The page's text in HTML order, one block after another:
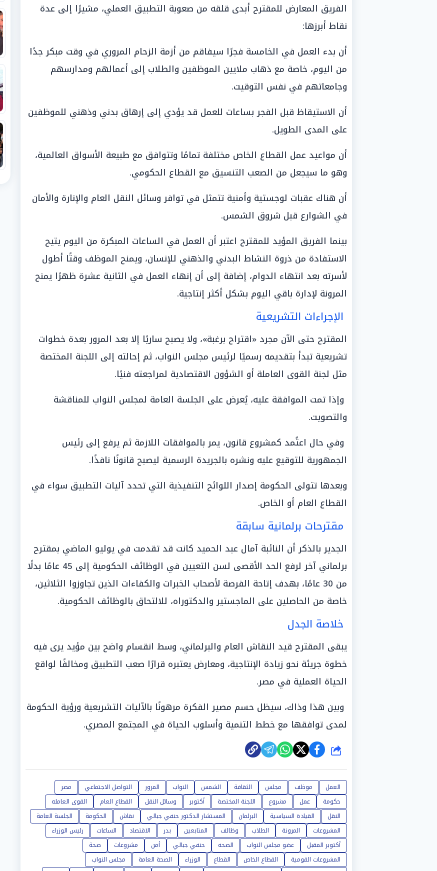
الفريق المعارض للمقترح أبدى قلقه من صعوبة التطبيق العملي، مشيرًا إلى عدة
نقاط أبرزها:
أن بدء العمل في الخامسة فجرًا سيفاقم من أزمة الزحام المروري في وقت مبكر جدًا
من اليوم، خاصة مع ذهاب ملايين الموظفين والطلاب إلى أعمالهم ومدارسهم
وجامعاتهم في نفس التوقيت.
أن الاستيقاظ قبل الفجر بساعات للعمل قد يؤدي إلى إرهاق بدني وذهني للموظفين
على المدى الطويل.
أن مواعيد عمل القطاع الخاص مختلفة تمامًا وتتوافق مع طبيعة الأسواق العالمية،
وهو ما سيجعل من الصعب التنسيق مع القطاع الحكومي.
أن هناك عقبات لوجستية وأمنية تتمثل في توافر وسائل النقل العام والإنارة والأمان
في الشوارع قبل شروق الشمس.
بينما الفريق المؤيد للمقترح اعتبر أن العمل في الساعات المبكرة من اليوم يتيح
الاستفادة من ذروة النشاط البدني والذهني للإنسان، ويمنح الموظف وقتًا أطول
لأسرته بعد انتهاء الدوام، إضافة إلى أن إنهاء العمل في الثانية عشرة ظهرًا يمنح
المرونة لإدارة باقي اليوم بشكل أكثر إنتاجية.
الإجراءات التشريعية
المقترح حتى الآن مجرد «اقتراح برغبة»، ولا يصبح ساريًا إلا بعد المرور بعدة خطوات
تشريعية تبدأ بتقديمه رسميًا لرئيس مجلس النواب، ثم إحالته إلى اللجنة المختصة
مثل لجنة القوى العاملة أو الشؤون الاقتصادية لمراجعته فنيًا.
وإذا تمت الموافقة عليه، يُعرض على الجلسة العامة لمجلس النواب للمناقشة
والتصويت.
وفي حال اعتُمد كمشروع قانون، يمر بالموافقات اللازمة ثم يرفع إلى رئيس
الجمهورية للتوقيع عليه ونشره بالجريدة الرسمية ليصبح قانونًا نافذًا.
وبعدها تتولى الحكومة إصدار اللوائح التنفيذية التي تحدد آليات التطبيق سواء في
القطاع العام أو الخاص.
مقترحات برلمانية سابقة
الجدير بالذكر أن النائبة آمال عبد الحميد كانت قد تقدمت في يوليو الماضي بمقترح
برلماني آخر لرفع الحد الأقصى لسن التعيين في الوظائف الحكومية إلى 45 عامًا بدلًا
من 30 عامًا، بهدف إتاحة الفرصة لأصحاب الخبرات والكفاءات الذين تجاوزوا الثلاثين،
خاصة من الحاصلين على الماجستير والدكتوراه، للالتحاق بالوظائف الحكومية.
خلاصة الجدل
يبقى المقترح قيد النقاش العام والبرلماني، وسط انقسام واضح بين مؤيد يرى فيه
خطوة جريئة نحو زيادة الإنتاجية، ومعارض يعتبره قرارًا صعب التطبيق ومخالفًا لواقع
الحياة العملية في مصر.
وبين هذا وذاك، سيظل حسم مصير الفكرة مرهونًا بالآليات التشريعية ورؤية الحكومة
لمدى توافقها مع خطط التنمية وأسلوب الحياة في المجتمع المصري.
شارك
العمل موظف مجلس الثقافة الشمس النواب المرور التواصل الاجتماعي
مصر
حكومة
عمل مشروع اللجنة المختصة أكتوبر وسائل النقل القطاع العام
القوى العامله
النقل
القيادة السياسية البرلمان المستشار الدكتور حنفي جبالي نقاش الحكومة
الجلسة العامة
المشروعات
المرونة الطلاب وظائف المتابعين بدر الاقتصاد الساعات
رئيس الوزراء
أكتوبر المقبل
عضو مجلس النواب الصحه حنفي جبالي أمن مشروعات
صحة
المشروعات القومية
القطاع الخاص القطاع الوزراء الصحة العامة
مجلس النواب